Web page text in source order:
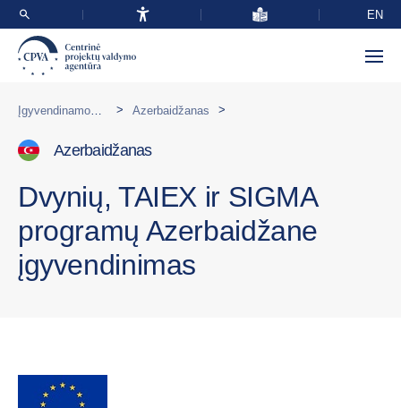
EN
> Azerbaidžanas >
Azerbaidžanas
Dvynių, TAIEX ir SIGMA
programų Azerbaidžane
įgyvendinimas